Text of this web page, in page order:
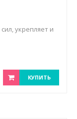
укрепляет и
КУПИТЬ